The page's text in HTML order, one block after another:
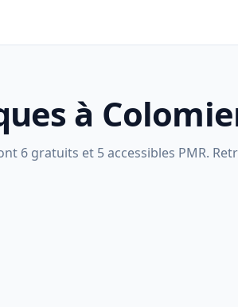
à
6 gratuits et 5 accessibles PMR.